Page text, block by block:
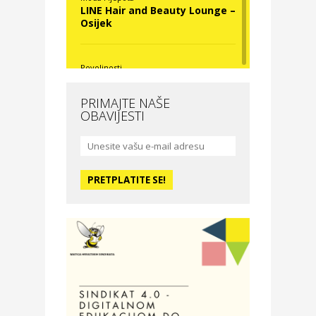
LINE Hair and Beauty Lounge –
Osijek
Povoljnosti
Moda i ljepota
studio – Osijek
Zdravlje i osiguranje
Odmor
PRIMAJTE NAŠE
OBAVIJESTI